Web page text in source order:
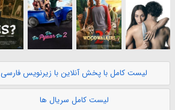
لیست کامل با پخش آنلاین با زیرنویس فارسی
لیست کامل سریال ها